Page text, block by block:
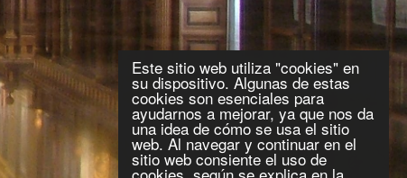
Este sitio web utiliza "cookies" en
su dispositivo. Algunas de estas
cookies son esenciales para
ayudarnos a mejorar, ya que nos da
una idea de cómo se usa el sitio
web. Al navegar y continuar en el
sitio web consiente el uso de